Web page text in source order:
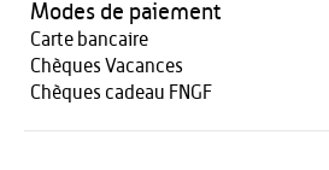
Modes de paiement
Carte bancaire
Chèques Vacances
Chèques cadeau FNGF